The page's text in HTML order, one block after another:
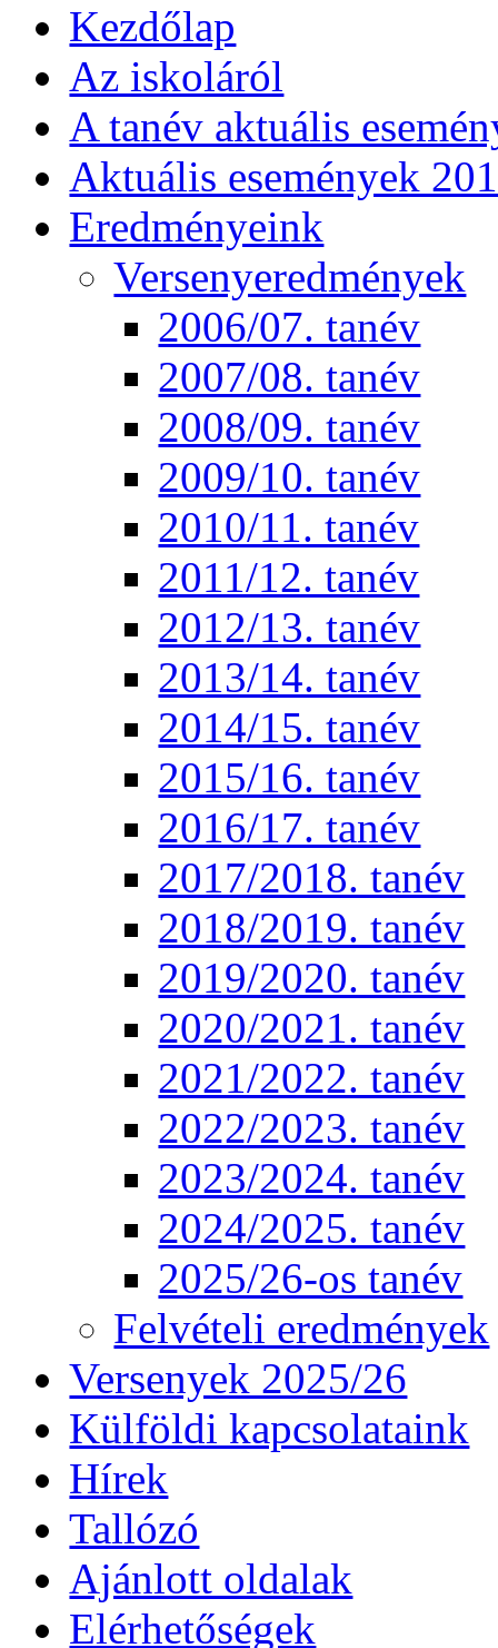
Kezdőlap
Az iskoláról
A tanév aktuális
Aktuális események
Eredményeink
Versenyeredmények
2006/07. tanév
2007/08. tanév
2008/09. tanév
2009/10. tanév
2010/11. tanév
2011/12. tanév
2012/13. tanév
2013/14. tanév
2014/15. tanév
2015/16. tanév
2016/17. tanév
2017/2018. tanév
2018/2019. tanév
2019/2020. tanév
2020/2021. tanév
2021/2022. tanév
2022/2023. tanév
2023/2024. tanév
2024/2025. tanév
2025/26-os tanév
Felvételi eredmények
Versenyek 2025/26
Külföldi kapcsolataink
Hírek
Tallózó
Ajánlott oldalak
Elérhetőségek